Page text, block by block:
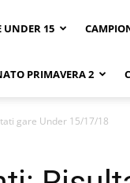
UNDER 15
PRIMAVERA 2
gare Under 15/17/18